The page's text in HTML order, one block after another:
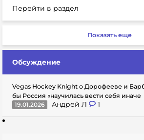
Перейти в раздел
Показать еще
Обсуждение
Vegas Hockey Knight о Дорофееве и
бы Россия «научилась вести себя иначе
19.01.2026
Андрей Л 1